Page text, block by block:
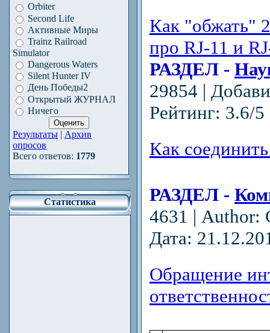
Orbiter
Second Life
Активные Миры
Trainz Railroad
Simulator
Dangerous Waters
Silent Hunter IV
День Победы2
Открытый ЖУРНАЛ
Ничего
Результаты | Архив
опросов
Всего ответов: 1779
Статистика
Как "обжать"
про RJ-11 и
РАЗДЕЛ -
29854 |
Рейтинг: 3.6/
Как
РАЗДЕЛ -
4631 | Author:
Дата:
Обращение